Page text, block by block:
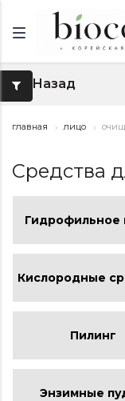
↑ Назад
главная лицо
Средства
Гидрофильное
Кислородные
Пилинг
Энзимные